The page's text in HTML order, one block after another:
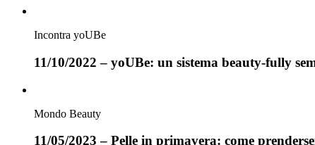
Incontra yoUBe
11/10/2022 – yoUBe: un sistema beauty-fully
Mondo Beauty
11/05/2023 – Pelle in primavera: come